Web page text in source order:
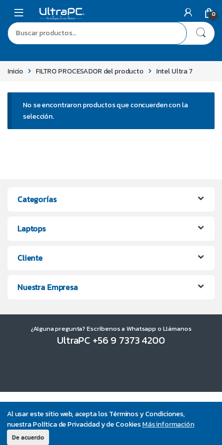
Al usar este sitio web, acepta los Términos y Condiciones,
nuestra Política de Privacidad y de CookiesMás información
De acuerdo
0
Inicio FILTRO PROCESADOR del producto Intel Ultra 7
No se encontraron productos que concuerden con la
selección.
Categorías
Laptops
Cliente
Nuestra Empresa
¿Alguna pregunta? Escríbenos a Whatsapp o Llámanos
UltraPC +56 9 7373 4200